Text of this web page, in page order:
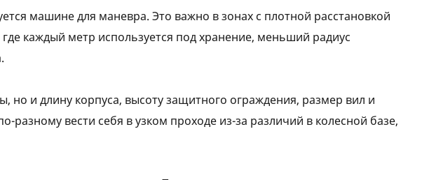
машине для маневра. Это важно в зонах с плотной расстановкой
каждый метр используется под хранение, меньший радиус
и длину корпуса, высоту защитного ограждения, размер вил и
вести себя в узком проходе из-за различий в колесной базе,